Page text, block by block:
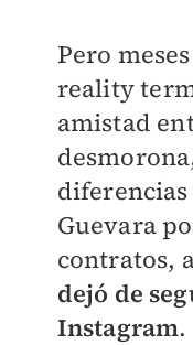
Pero
reality
amistad
Guevara
contratos,
dejó de
Instagram.